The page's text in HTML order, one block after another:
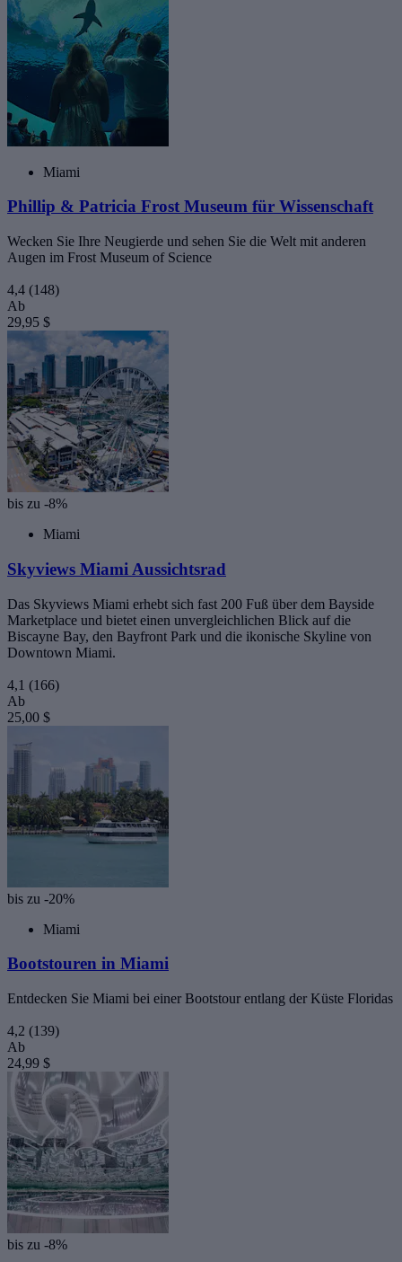
Miami
Phillip & Patricia Frost Museum für Wissenschaft
Wecken Sie Ihre Neugierde und sehen Sie die Welt mit anderen
Augen im Frost Museum of Science
4,4 (148)
Ab
29,95 $
bis zu -8%
Miami
Skyviews Miami Aussichtsrad
Das Skyviews Miami erhebt sich fast 200 Fuß über dem Bayside
Marketplace und bietet einen unvergleichlichen Blick auf die
Biscayne Bay, den Bayfront Park und die ikonische Skyline von
Downtown Miami.
4,1 (166)
Ab
25,00 $
bis zu -20%
Miami
Bootstouren in Miami
Entdecken Sie Miami bei einer Bootstour entlang der Küste Floridas
4,2 (139)
Ab
24,99 $
bis zu -8%